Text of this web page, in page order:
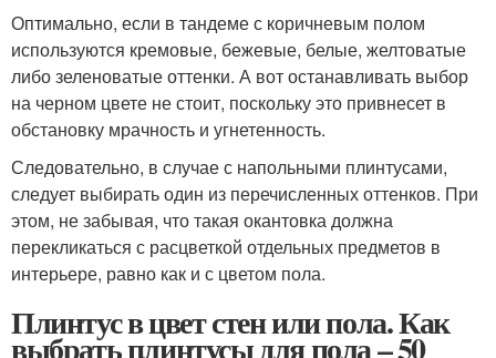
Оптимально, если в тандеме с коричневым полом
используются кремовые, бежевые, белые, желтоватые
либо зеленоватые оттенки. А вот останавливать выбор
на черном цвете не стоит, поскольку это привнесет в
обстановку мрачность и угнетенность.
Следовательно, в случае с напольными плинтусами,
следует выбирать один из перечисленных оттенков. При
этом, не забывая, что такая окантовка должна
перекликаться с расцветкой отдельных предметов в
интерьере, равно как и с цветом пола.
Плинтус в цвет стен или пола. Как
выбрать плинтусы для пола – 50